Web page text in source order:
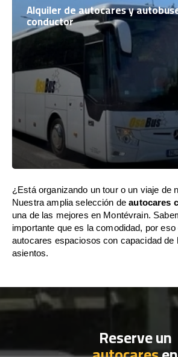
Alquiler de autocares y
conductor
¿Está organizando un tour o un viaje de
Nuestra amplia selección deautocares
una de las mejores en Montévrain.
importante que es la comodidad, por
autocares espaciosos con capacidad de
asientos.
Reserve un